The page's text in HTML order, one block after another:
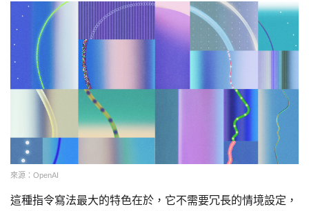
來源：OpenAI
這種指令寫法最大的特色在於，它不需要冗長的情境設定，